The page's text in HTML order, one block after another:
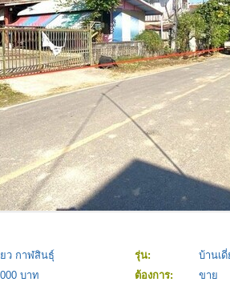
ว กาฬสินธุ์ รุ่น:
บ้านเ
บาท ต้องการ:
ขาย